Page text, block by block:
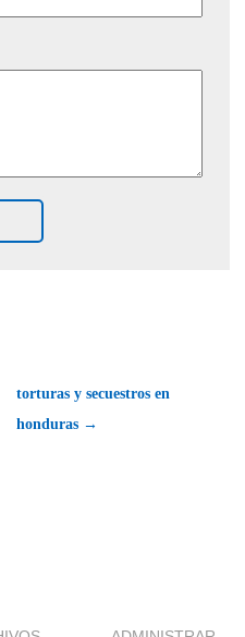
torturas y secuestros en
honduras →